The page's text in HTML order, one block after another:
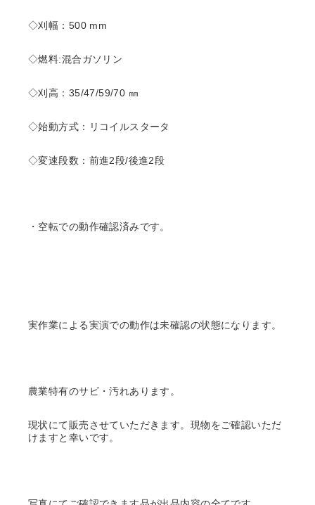
◇刈幅：500 mm
◇燃料:混合ガソリン
◇刈高：35/47/59/70 ㎜
◇始動方式：リコイルスタータ
◇変速段数：前進2段/後進2段
・空転での動作確認済みです。
実作業による実演での動作は未確認の状態になります。
農業特有のサビ・汚れあります。
現状にて販売させていただきます。現物をご確認いただ
けますと幸いです。